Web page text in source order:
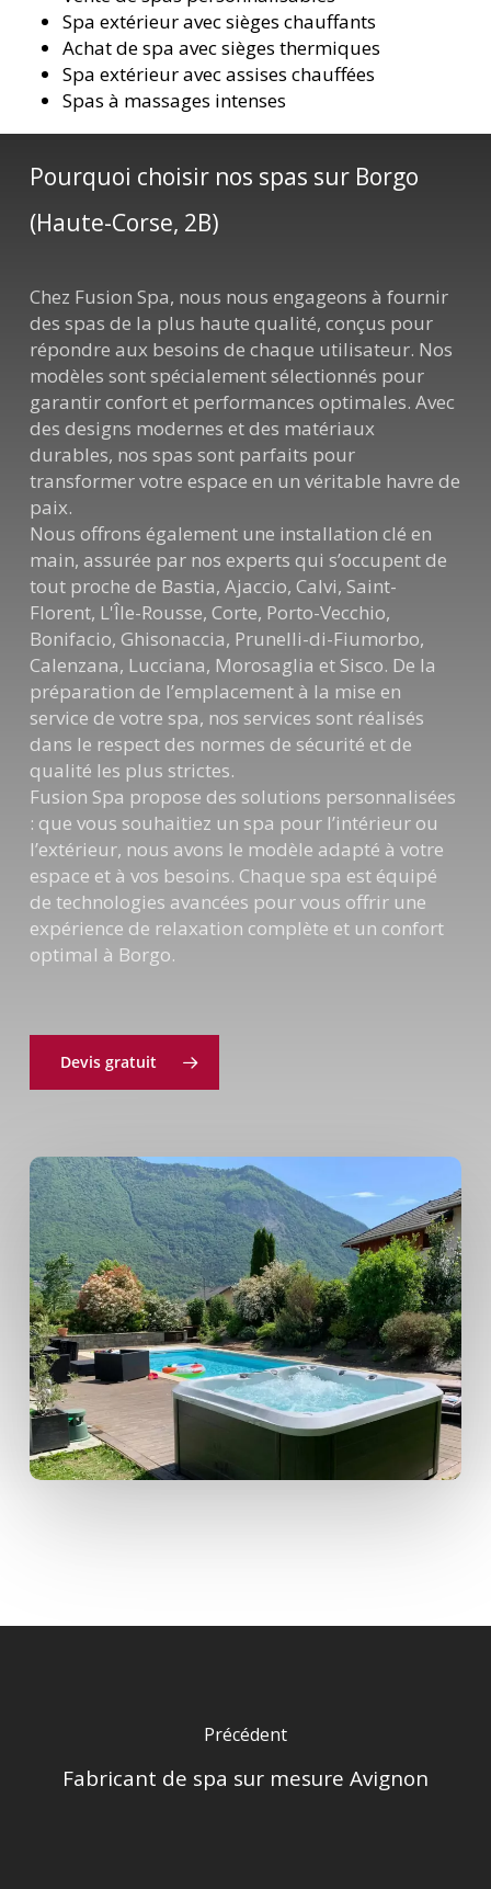
Spa extérieur avec sièges chauffants
Achat de spa avec sièges thermiques
Spa extérieur avec assises chauffées
Spas à massages intenses
Pourquoi choisir nos spas sur Borgo
(Haute-Corse, 2B)
Chez Fusion Spa, nous nous engageons à fournir
des spas de la plus haute qualité, conçus pour
répondre aux besoins de chaque utilisateur. Nos
modèles sont spécialement sélectionnés pour
garantir confort et performances optimales. Avec
des designs modernes et des matériaux
durables, nos spas sont parfaits pour
transformer votre espace en un véritable havre de
paix.
Nous offrons également une installation clé en
main, assurée par nos experts qui s’occupent de
tout proche de Bastia, Ajaccio, Calvi, Saint-
Florent, L'Île-Rousse, Corte, Porto-Vecchio,
Bonifacio, Ghisonaccia, Prunelli-di-Fiumorbo,
Calenzana, Lucciana, Morosaglia et Sisco. De la
préparation de l’emplacement à la mise en
service de votre spa, nos services sont réalisés
dans le respect des normes de sécurité et de
qualité les plus strictes.
Fusion Spa propose des solutions personnalisées
: que vous souhaitiez un spa pour l’intérieur ou
l’extérieur, nous avons le modèle adapté à votre
espace et à vos besoins. Chaque spa est équipé
de technologies avancées pour vous offrir une
expérience de relaxation complète et un confort
optimal à Borgo.
Devis gratuit
Précédent
Fabricant de spa sur mesure Avignon